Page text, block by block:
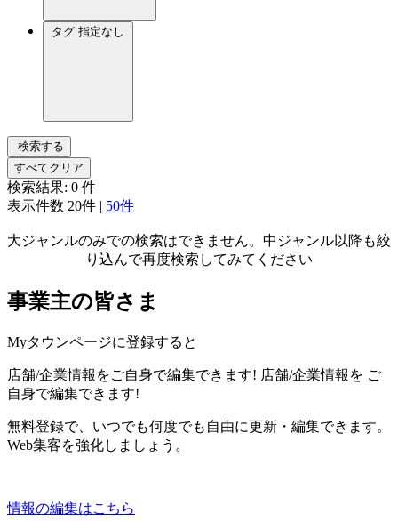
タグ 指定なし
検索する
すべてクリア
検索結果: 0 件
表示件数 20件 | 50件
大ジャンルのみでの検索はできません。中ジャンル以降も絞
り込んで再度検索してみてください
事業主の皆さま
Myタウンページに登録すると
店舗/企業情報をご自身で編集できます! 店舗/企業情報を ご
自身で編集できます!
無料登録で、いつでも何度でも自由に更新・編集できます。
Web集客を強化しましょう。
情報の編集はこちら